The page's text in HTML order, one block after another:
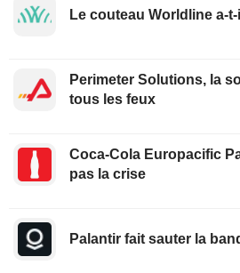
Le couteau Worldline a-
Perimeter Solutions, la
tous les feux
Coca-Cola Europacific
pas la crise
Palantir fait sauter la